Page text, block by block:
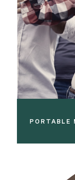
PORTABLE